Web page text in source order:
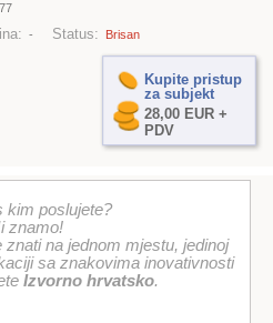
- Status: Brisan
Kupite pristup
za subjekt
28,00 EUR +
PDV
kim poslujete?
znamo!
na jednom mjestu, jedinoj
sa znakovima inovativnosti
Izvorno hrvatsko.